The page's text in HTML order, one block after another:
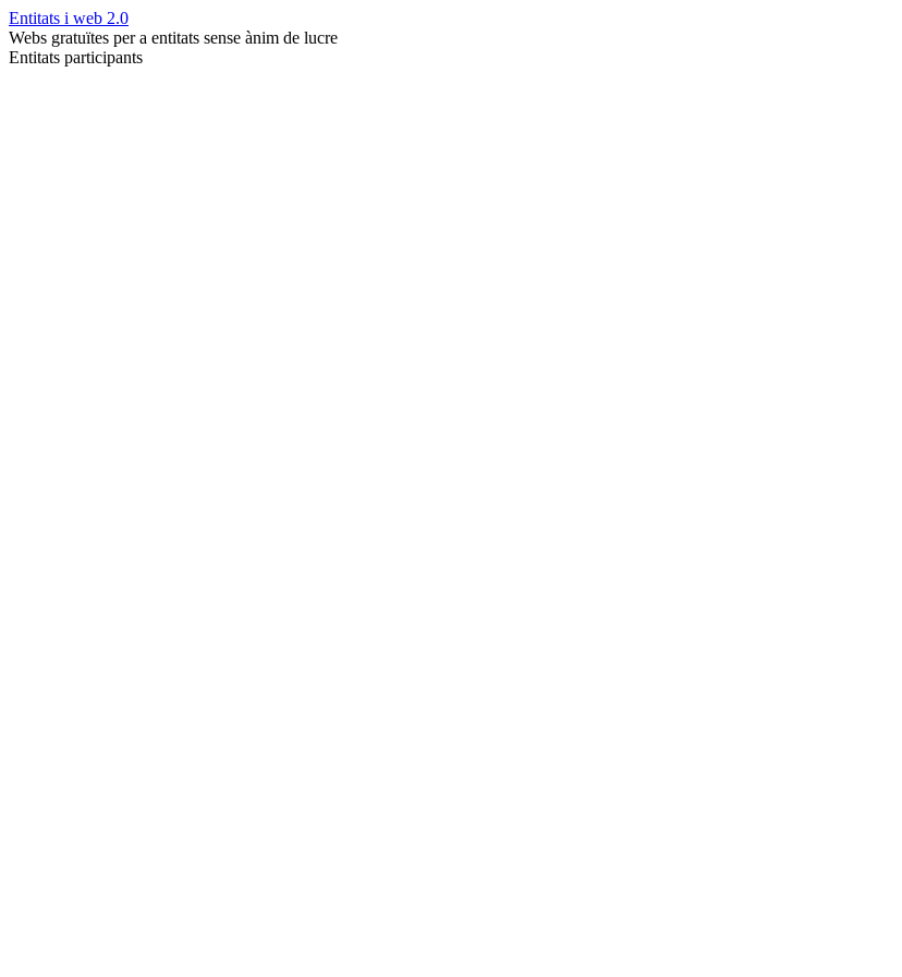
Entitats i web 2.0
Webs gratuïtes per a entitats sense ànim de lucre
Entitats participants